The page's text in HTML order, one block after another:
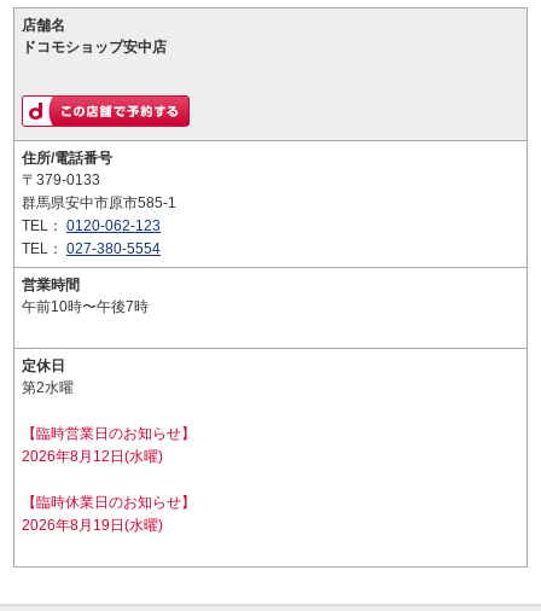
店舗名
ドコモショップ安中店
住所/電話番号
〒379-0133
群馬県安中市原市585-1
TEL： 0120-062-123
TEL： 027-380-5554
営業時間
午前10時〜午後7時
定休日
第2水曜
【臨時営業日のお知らせ】
2026年8月12日(水曜)
【臨時休業日のお知らせ】
2026年8月19日(水曜)